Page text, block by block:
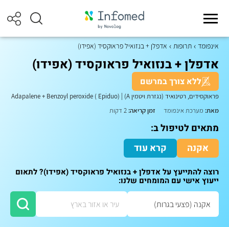
אינפומד תרופות אדפלן + בנזואיל פראוקסיד (אפידו)
אדפלן + בנזואיל פראוקסיד (אפידו)
ללא צורך במרשם
פראוקסידים, רטינואיד (נגזרת ויטמין A)
Adapalene + Benzoyl peroxide ( Epiduo)
מאת: מערכת אינפומד זמן קריאה:
מתאים לטיפול ב:
אקנה
קרא עוד
רוצה להתייעץ על אדפלן + בנזואיל פראוקסיד (אפידו)? לתאום
ייעוץ אישי עם המומחים שלנו: